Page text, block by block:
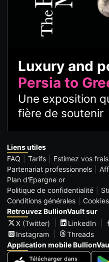
Luxury and
Persia to
Une exposition
fière de soutenir
Liens utiles
FAQ
Tarifs Estimez vos frais
Partenariat professionnels
Plan d'Epargne or
Politique de confidentialité
Conditions générales
Cookies
Retrouvez BullionVault sur
X (Twitter)
LinkedIn
Instagram
Threads
Application mobile